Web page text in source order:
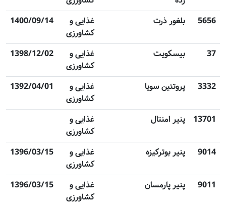
5656
بلغور ذرت
غذایی و
کشاورزی
1400/09/14
37 بیسکویت
غذایی و
کشاورزی
1398/12/02
3332 پروتئین سویا
غذایی و
کشاورزی
1392/04/01
13701 پنیر امنتال
غذایی و
کشاورزی
9014
پنیر بوترکیزه
غذایی و
کشاورزی
1396/03/15
9011 پنیر پارمسان
غذایی و
کشاورزی
1396/03/15